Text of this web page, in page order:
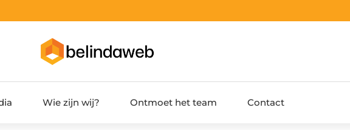
Wie zijn wij? Ontmoet het team Contact